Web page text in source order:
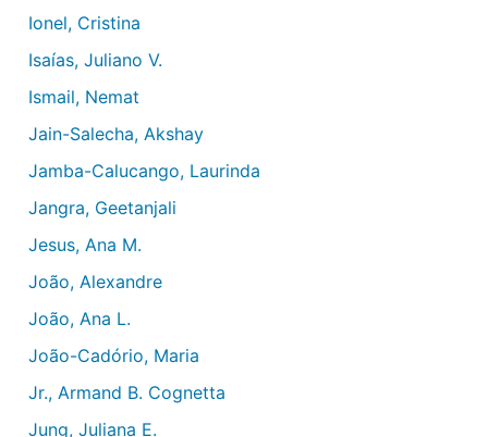
Ionel, Cristina
Isaías, Juliano V.
Ismail, Nemat
Jain-Salecha, Akshay
Jamba-Calucango, Laurinda
Jangra, Geetanjali
Jesus, Ana M.
João, Alexandre
João, Ana L.
João-Cadório, Maria
Jr., Armand B. Cognetta
Jung, Juliana E.